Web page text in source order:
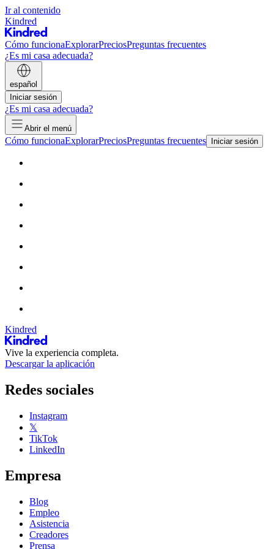
Ir al contenido
Kindred
Cómo funcionaExplorarPreciosPreguntas frecuentes
¿Es mi casa adecuada?
español
Iniciar sesión
¿Es mi casa adecuada?
Abrir el menú
Cómo funcionaExplorarPreciosPreguntas frecuentes Iniciar sesión
Kindred
Vive la experiencia completa.
Descargar la aplicación
Redes sociales
Instagram
𝕏
TikTok
LinkedIn
Empresa
Blog
Empleo
Asistencia
Creadores
Prensa